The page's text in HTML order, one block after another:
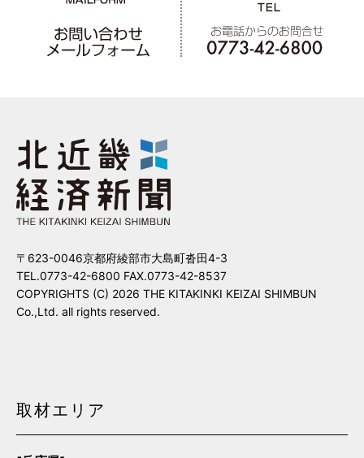
〒623-0046京都府綾部市大島町沓田4-3
TEL.0773-42-6800 FAX.0773-42-8537
COPYRIGHTS (C) 2026 THE KITAKINKI KEIZAI SHIMBUN
Co.,Ltd. all rights reserved.
取材エリア